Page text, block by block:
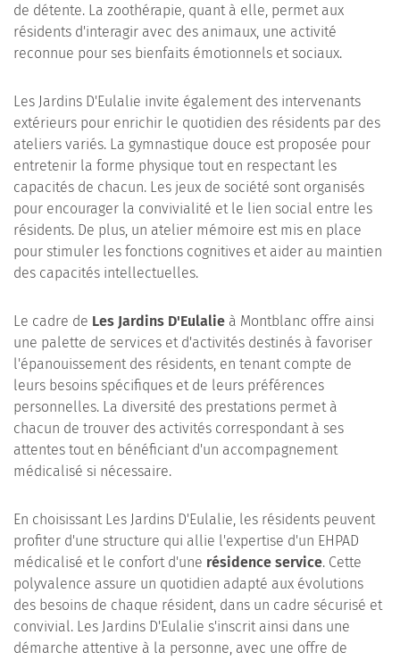
de détente. La zoothérapie, quant à elle, permet aux
résidents d'interagir avec des animaux, une activité
reconnue pour ses bienfaits émotionnels et sociaux.
Les Jardins D'Eulalie invite également des intervenants
extérieurs pour enrichir le quotidien des résidents par des
ateliers variés. La gymnastique douce est proposée pour
entretenir la forme physique tout en respectant les
capacités de chacun. Les jeux de société sont organisés
pour encourager la convivialité et le lien social entre les
résidents. De plus, un atelier mémoire est mis en place
pour stimuler les fonctions cognitives et aider au maintien
des capacités intellectuelles.
Le cadre de Les Jardins D'Eulalie à Montblanc offre ainsi
une palette de services et d'activités destinés à favoriser
l'épanouissement des résidents, en tenant compte de
leurs besoins spécifiques et de leurs préférences
personnelles. La diversité des prestations permet à
chacun de trouver des activités correspondant à ses
attentes tout en bénéficiant d'un accompagnement
médicalisé si nécessaire.
En choisissant Les Jardins D'Eulalie, les résidents peuvent
profiter d'une structure qui allie l'expertise d'un EHPAD
médicalisé et le confort d'une résidence service. Cette
polyvalence assure un quotidien adapté aux évolutions
des besoins de chaque résident, dans un cadre sécurisé et
convivial. Les Jardins D'Eulalie s'inscrit ainsi dans une
démarche attentive à la personne, avec une offre de